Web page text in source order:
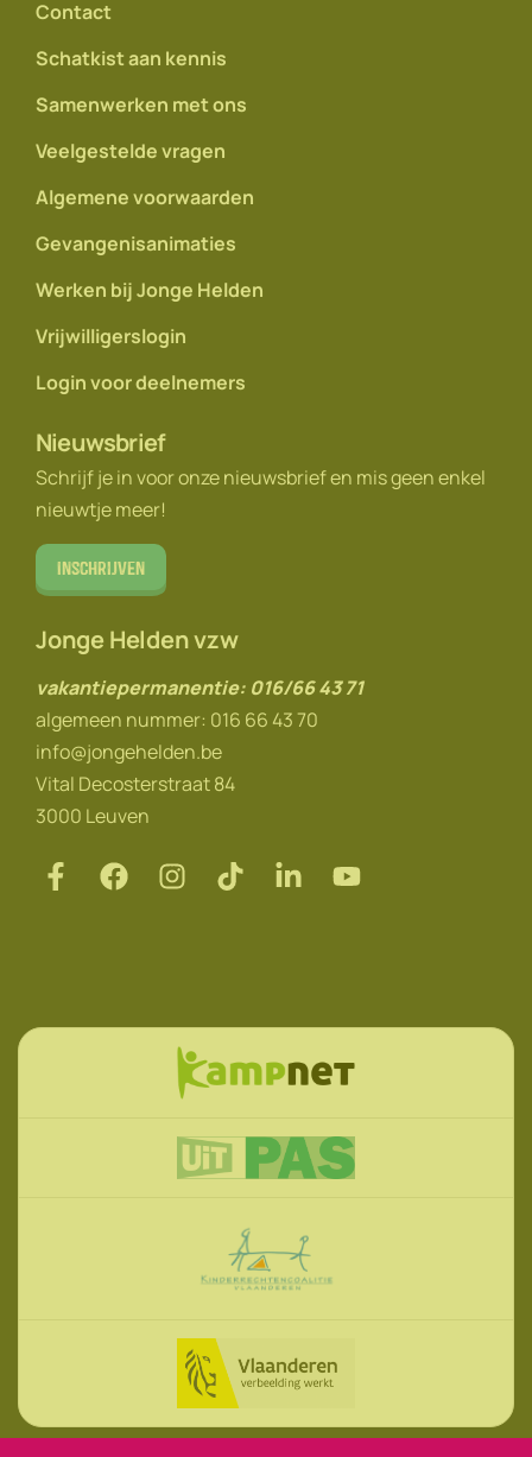
Contact
Schatkist aan kennis
Samenwerken met ons
Veelgestelde vragen
Algemene voorwaarden
Gevangenisanimaties
Werken bij Jonge Helden
Vrijwilligerslogin
Login voor deelnemers
Nieuwsbrief
Schrijf je in voor onze nieuwsbrief en mis geen enkel
nieuwtje meer!
Inschrijven
Jonge Helden vzw
vakantiepermanentie: 016/66 43 71
algemeen nummer: 016 66 43 70
info@jongehelden.be
Vital Decosterstraat 84
3000 Leuven